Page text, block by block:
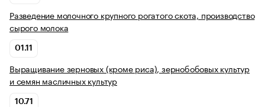
Разведение молочного крупного рогатого скота, производство
сырого молока
01.11
Выращивание зерновых (кроме риса), зернобобовых культур
и семян масличных культур
10.71